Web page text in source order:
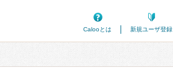
Calooとは
新規ユーザ登録